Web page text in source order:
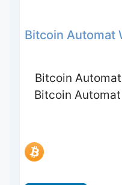
Bitcoin Automat
Bitcoin
Bitcoin